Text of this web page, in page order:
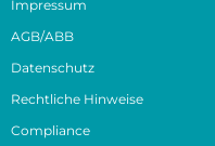
Impressum
AGB/ABB
Datenschutz
Rechtliche Hinweise
Compliance